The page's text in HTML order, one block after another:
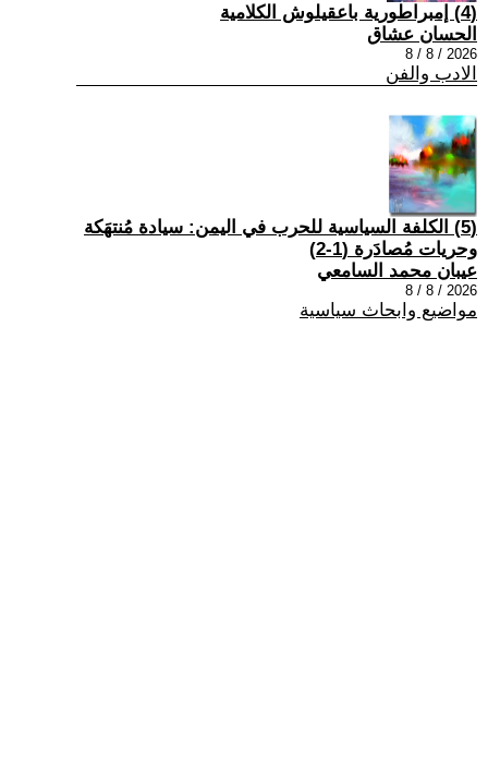
(4) إمبراطورية باعقيلوش الكلامية
الحسان عشاق
2026 / 8 / 8
الادب والفن
(5) الكلفة السياسية للحرب في اليمن: سيادة مُنتهَكة
وحريات مُصادَرة (1-2)
عيبان محمد السامعي
2026 / 8 / 8
مواضيع وابحاث سياسية